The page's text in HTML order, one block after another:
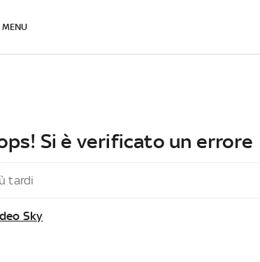
MENU
Si è verificato un errore
tardi
Sky